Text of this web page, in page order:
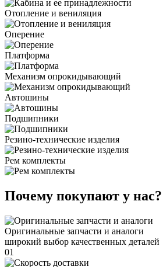
Отопление и вениляция
Оперение
Платформа
Механизм опрокидывающий
Автошины
Подшипники
Резино-технические изделия
Рем комплекты
Почему покупают у нас?
Оригинальные запчасти и аналоги
широкий выбор качественных деталей
01